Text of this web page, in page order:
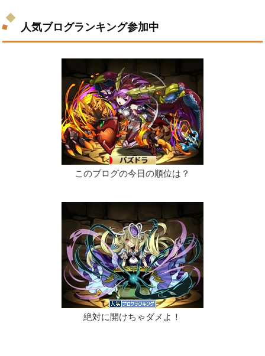
人気ブログランキング参加中
このブログの今日の順位は？
絶対に開けちゃダメよ！